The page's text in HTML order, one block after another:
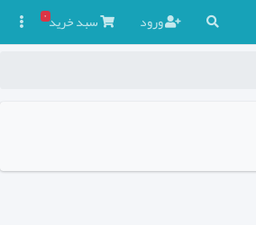
ورود سبدخرید۰